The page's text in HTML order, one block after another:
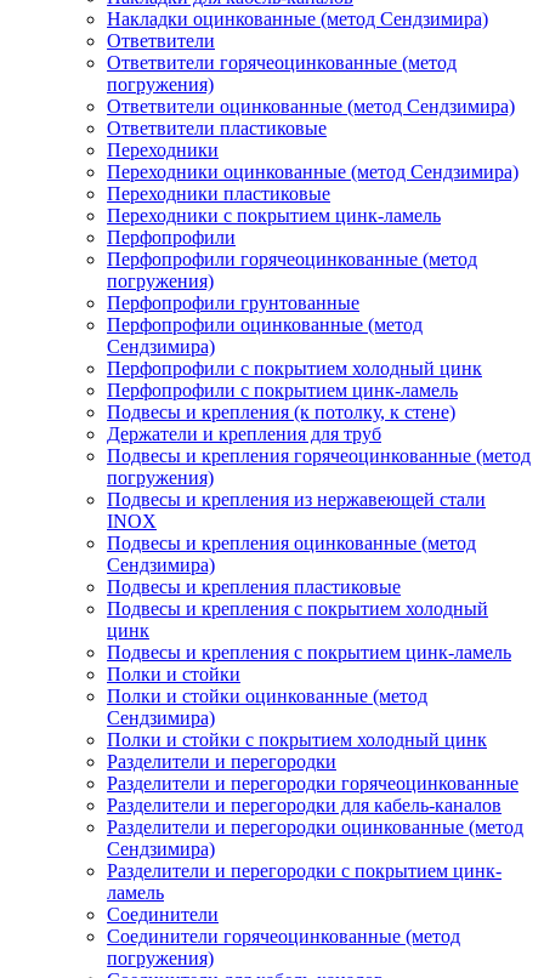
Накладки оцинкованные (метод Сендзимира)
Ответвители
Ответвители горячеоцинкованные (метод
погружения)
Ответвители оцинкованные (метод Сендзимира)
Ответвители пластиковые
Переходники
Переходники оцинкованные (метод Сендзимира)
Переходники пластиковые
Переходники с покрытием цинк-ламель
Перфопрофили
Перфопрофили горячеоцинкованные (метод
погружения)
Перфопрофили грунтованные
Перфопрофили оцинкованные (метод
Сендзимира)
Перфопрофили с покрытием холодный цинк
Перфопрофили с покрытием цинк-ламель
Подвесы и крепления (к потолку, к стене)
Держатели и крепления для труб
Подвесы и крепления горячеоцинкованные (метод
погружения)
Подвесы и крепления из нержавеющей стали
INOX
Подвесы и крепления оцинкованные (метод
Сендзимира)
Подвесы и крепления пластиковые
Подвесы и крепления с покрытием холодный
цинк
Подвесы и крепления с покрытием цинк-ламель
Полки и стойки
Полки и стойки оцинкованные (метод
Сендзимира)
Полки и стойки с покрытием холодный цинк
Разделители и перегородки
Разделители и перегородки горячеоцинкованные
Разделители и перегородки для кабель-каналов
Разделители и перегородки оцинкованные (метод
Сендзимира)
Разделители и перегородки с покрытием цинк-
ламель
Соединители
Соединители горячеоцинкованные (метод
погружения)